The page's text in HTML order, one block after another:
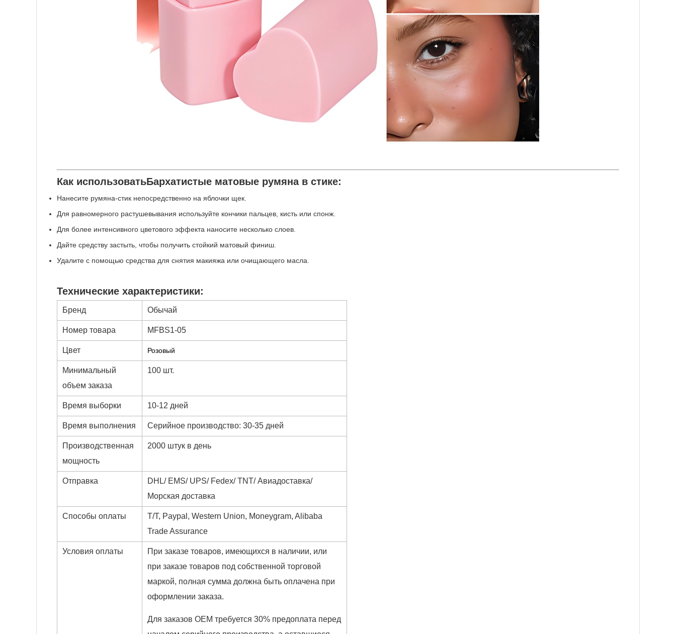
Как использоватьБархатистые матовые румяна в стике:
Нанесите румяна-стик непосредственно на яблочки щек.
Для равномерного растушевывания используйте кончики пальцев, кисть или спонж.
Для более интенсивного цветового эффекта наносите несколько слоев.
Дайте средству застыть, чтобы получить стойкий матовый финиш.
Удалите с помощью средства для снятия макияжа или очищающего масла.
Технические характеристики:
Бренд Обычай
Номер товара MFBS1-05
Цвет Розовый
Минимальный
объем заказа
100 шт.
Время выборки 10-12 дней
Время выполнения Серийное производство: 30-35 дней
Производственная
мощность
2000 штук в день
Отправка
DHL/ EMS/ UPS/ Fedex/ TNT/ Авиадоставка/
Морская доставка
Способы оплаты
T/T, Paypal, Western Union, Moneygram, Alibaba
Trade Assurance
Условия оплаты
При заказе товаров, имеющихся в наличии, или
при заказе товаров под собственной торговой
маркой, полная сумма должна быть оплачена при
оформлении заказа.
Для заказов OEM требуется 30% предоплата перед